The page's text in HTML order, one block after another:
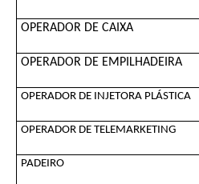
OPERADOR DE CAIXA
OPERADOR DE EMPILHADEIRA
OPERADOR DE INJETORA PLÁSTICA
OPERADOR DE TELEMARKETING
PADEIRO